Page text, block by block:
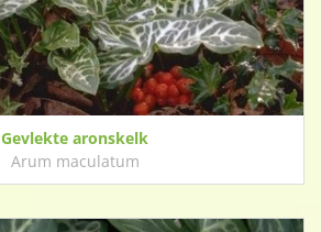
Gevlekte aronskelk
Arum maculatum